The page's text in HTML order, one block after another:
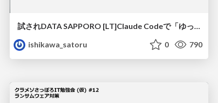
試されDATA SAPPORO [LT]Claude Codeで「ゆっくりデータ分析」
ishikawa_satoru
0 790